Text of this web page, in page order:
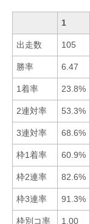
1
出走数 105
勝率 6.47
1着率 23.8%
2連対率 53.3%
3連対率 68.6%
枠1着率 60.9%
枠2連率 82.6%
枠3連率 91.3%
枠別コ率 1.00